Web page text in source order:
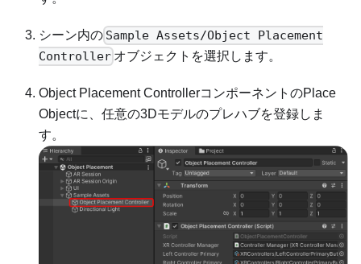
シーン内の Sample Assets/Object Placement
Controller オブジェクトを選択します。
Object Placement ControllerコンポーネントのPlace
Objectに、任意の3Dモデルのプレハブを登録しま
す。